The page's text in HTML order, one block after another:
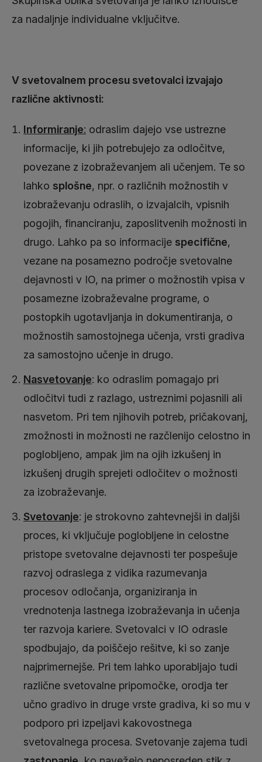
za nadaljnje individualne vključitve.
V svetovalnem procesu svetovalci izvajajo
različne aktivnosti:
Informiranje: odraslim dajejo vse ustrezne
informacije, ki jih potrebujejo za odločitve,
povezane z izobraževanjem ali učenjem. Te so
lahko splošne, npr. o različnih možnostih v
izobraževanju odraslih, o izvajalcih, vpisnih
pogojih, financiranju, zaposlitvenih možnosti in
drugo. Lahko pa so informacije specifične,
vezane na posamezno področje svetovalne
dejavnosti v IO, na primer o možnostih vpisa v
posamezne izobraževalne programe, o
postopkih ugotavljanja in dokumentiranja, o
možnostih samostojnega učenja, vrsti gradiva
za samostojno učenje in drugo.
Nasvetovanje: ko odraslim pomagajo pri
odločitvi tudi z razlago, ustreznimi pojasnili ali
nasvetom. Pri tem njihovih potreb, pričakovanj,
zmožnosti in možnosti ne razčlenijo celostno in
poglobljeno, ampak jim na ojih izkušenj in
izkušenj drugih sprejeti odločitev o možnosti
za izobraževanje.
Svetovanje: je strokovno zahtevnejši in daljši
proces, ki vključuje poglobljene in celostne
pristope svetovalne dejavnosti ter pospešuje
razvoj odraslega z vidika razumevanja
procesov odločanja, organiziranja in
vrednotenja lastnega izobraževanja in učenja
ter razvoja kariere. Svetovalci v IO odrasle
spodbujajo, da poiščejo rešitve, ki so zanje
najprimernejše. Pri tem lahko uporabljajo tudi
različne svetovalne pripomočke, orodja ter
učno gradivo in druge vrste gradiva, ki so mu v
podporo pri izpeljavi kakovostnega
svetovalnega procesa. Svetovanje zajema tudi